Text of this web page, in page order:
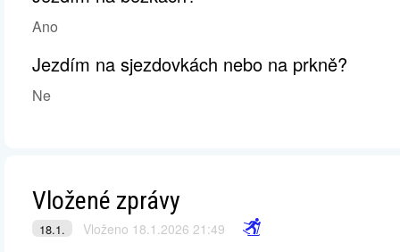
Ano
Jezdím na sjezdovkách nebo na prkně?
Ne
Vložené zprávy
18.1. Vloženo 18.1.2026 21:49